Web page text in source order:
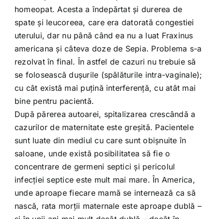
homeopat. Acesta a îndepărtat şi durerea de
spate şi leucoreea, care era datorată congestiei
uterului, dar nu până când ea nu a luat Fraxinus
americana şi câteva doze de Sepia. Problema s-a
rezolvat în final. În astfel de cazuri nu trebuie să
se folosească duşurile (spălăturile intra-vaginale);
cu cât există mai puţină interferenţă, cu atât mai
bine pentru pacientă.
După părerea autoarei, spitalizarea crescândă a
cazurilor de maternitate este greşită. Pacientele
sunt luate din mediul cu care sunt obişnuite în
saloane, unde există posibilitatea să fie o
concentrare de germeni septici şi pericolul
infecţiei septice este mult mai mare. În America,
unde aproape fiecare mamă se internează ca să
nască, rata morţii maternale este aproape dublă –